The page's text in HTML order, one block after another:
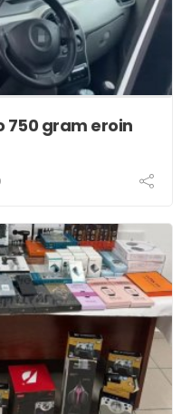
750 gram eroin